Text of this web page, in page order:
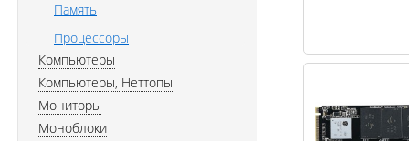
Память
Процессоры
Компьютеры
Компьютеры, Неттопы
Мониторы
Моноблоки